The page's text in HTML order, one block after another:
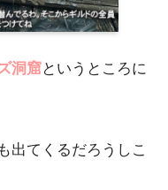
洞窟というところに
出てくるだろうしこ